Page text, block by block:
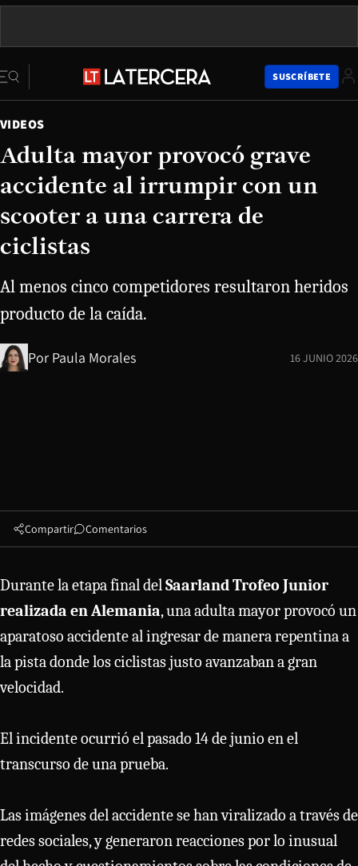
SUSCRÍBETE
VIDEOS
Adulta mayor provocó grave
accidente al irrumpir con un
scooter a una carrera de
ciclistas
Al menos cinco competidores resultaron heridos
producto de la caída.
Por Paula Morales 16 JUNIO 2026
Compartir Comentarios
Durante la etapa final delSaarland Trofeo Junior
realizada en Alemania, una adulta mayor provocó un
aparatoso accidente al ingresar de manera repentina a
la pista donde los ciclistas justo avanzaban a gran
velocidad.
El incidente ocurrió el pasado 14 de junio en el
transcurso de una prueba.
Las imágenes del accidente se han viralizado a través de
redes sociales, y generaron reacciones por lo inusual